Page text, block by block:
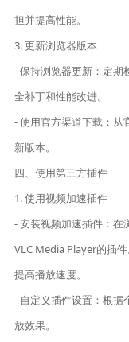
担并提高性能。
3. 更新浏览器版本
- 保持浏览器更新：定期
全补丁和性能改进。
- 使用官方渠道下载：从
新版本。
四、使用第三方插件
1. 使用视频加速插件
- 安装视频加速插件：在
VLC Media Player的插
提高播放速度。
- 自定义插件设置：根据
放效果。